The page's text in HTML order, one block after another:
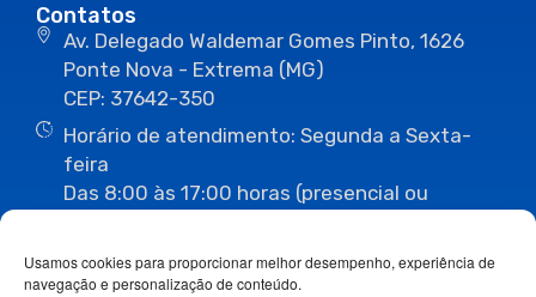
Usamos cookies para proporcionar melhor desempenho, experiência de
navegação e personalização de conteúdo.
Contatos
Av. Delegado Waldemar Gomes Pinto, 1626
Ponte Nova - Extrema (MG)
CEP: 37642-350
Horário de atendimento: Segunda a Sexta-
feira
Das 8:00 às 17:00 horas (presencial ou
(35) 3435-1112 (35) 3435-3063